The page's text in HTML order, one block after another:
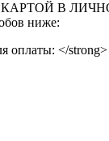
ЛИЧНОМ
ниже:
оплаты: </strong>